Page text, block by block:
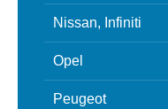
Nissan, Infiniti
Opel
Peugeot